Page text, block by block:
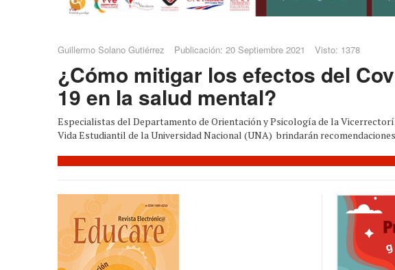
Guillermo Solano Gutiérrez Publicación: 20 Septiembre 2021 Visto: 1378
¿Cómo mitigar los efectos del
19 en la salud mental?
Especialistas del Departamento de Orientación y Psicología de la
Vida Estudiantil de la Universidad Nacional (UNA) brindarán recomendaciones